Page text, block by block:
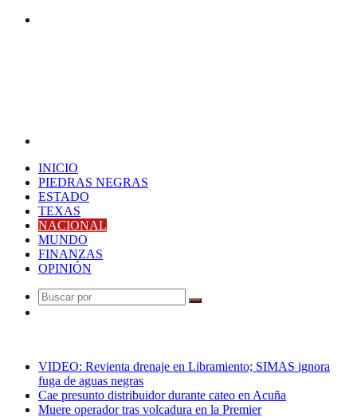
INICIO
PIEDRAS NEGRAS
ESTADO
TEXAS
NACIONAL
MUNDO
FINANZAS
OPINIÓN
Buscar
VIDEO: Revienta drenaje en Libramiento; SIMAS ignora
fuga de aguas negras
Cae presunto distribuidor durante cateo en Acuña
Muere operador tras volcadura en la Premier